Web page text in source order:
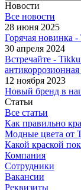
Новости
Все новости
28 июня 2025
Горячая новинка
30 апреля 2024
Встречайте -
12 ноября 2023
Новый бренд в
Статьи
Все статьи
Как правильно
Модные цвета от
Какой краской
Компания
Сотрудники
Вакансии
Реквизиты